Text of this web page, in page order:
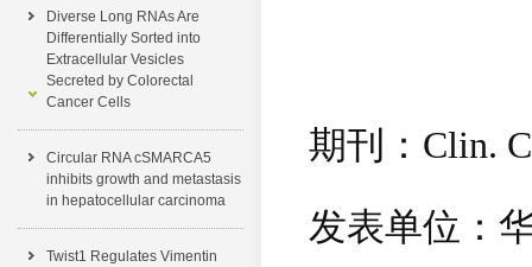
Diverse Long RNAs Are
Differentially Sorted into
Extracellular Vesicles
Secreted by Colorectal
Cancer Cells
Circular RNA cSMARCA5
inhibits growth and metastasis
in hepatocellular carcinoma
Twist1 Regulates Vimentin
期刊： Clin.
发表单位：